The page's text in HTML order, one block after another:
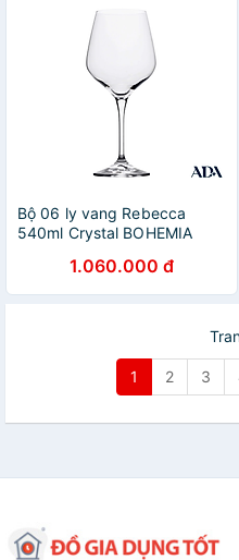
Bộ 06 ly vang Rebecca
540ml Crystal BOHEMIA
1.060.000 đ
1 2 3